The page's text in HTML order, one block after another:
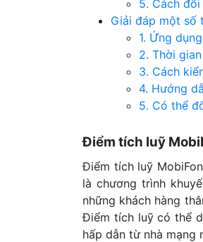
5. Cách
Giải đáp một số
1. Ứng
2. Thời
3. Cách
4. Hướng
5. Có thể
Điểm tích luỹ
Điểm tích luỹ
là chương trình
những khách hàng
Điểm tích luỹ có thể
hấp dẫn từ nhà mạng